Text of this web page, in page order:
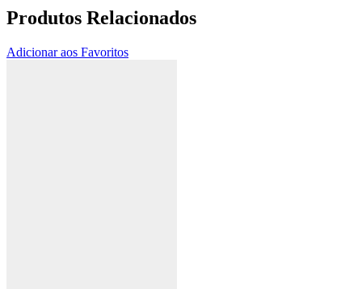
Produtos Relacionados
Adicionar aos Favoritos